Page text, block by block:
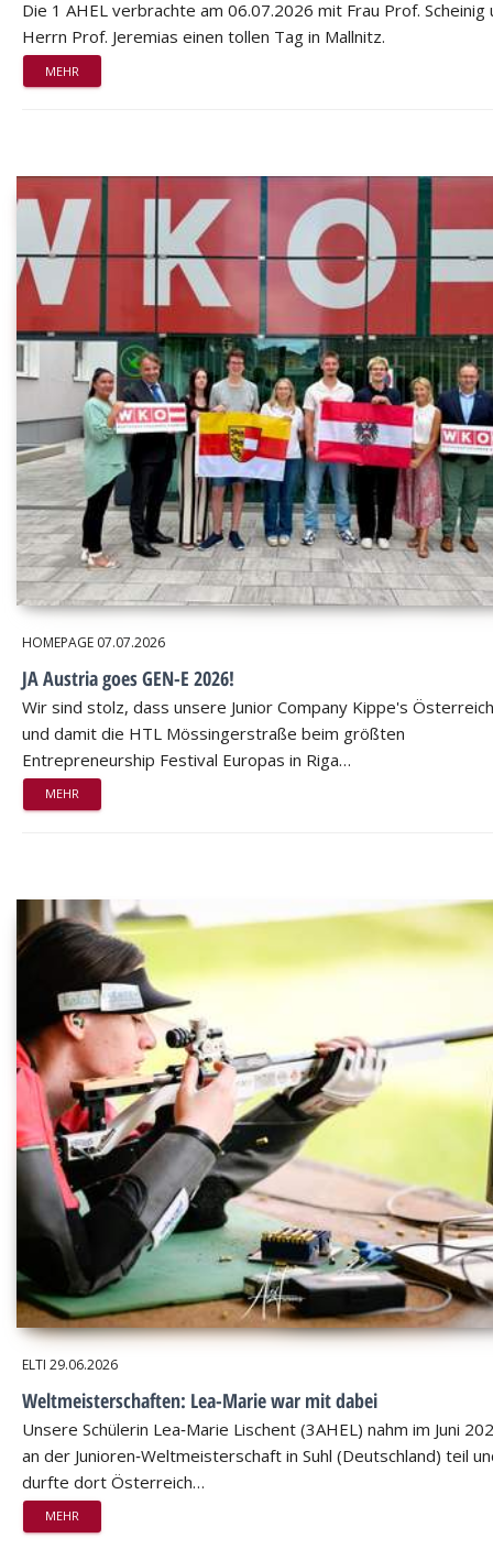
Die 1 AHEL verbrachte am 06.07.2026 mit Frau Prof. Scheinig
Herrn Prof. Jeremias einen tollen Tag in Mallnitz.
MEHR
HOMEPAGE 07.07.2026
JA Austria goes GEN-E 2026!
Wir sind stolz, dass unsere Junior Company Kippe's Österreich
und damit die HTL Mössingerstraße beim größten
Entrepreneurship Festival Europas in Riga…
MEHR
ELTI 29.06.2026
Weltmeisterschaften: Lea-Marie war mit dabei
Unsere Schülerin Lea‑Marie Lischent (3AHEL) nahm im Juni
an der Junioren‑Weltmeisterschaft in Suhl (Deutschland) teil
durfte dort Österreich…
MEHR